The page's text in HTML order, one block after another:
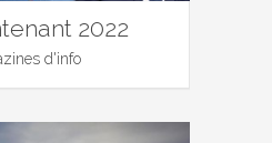
2022
d'info